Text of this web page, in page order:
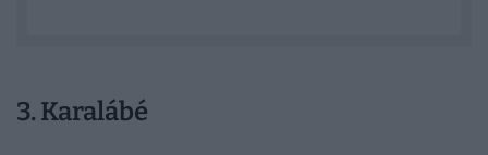
3. Karalábé